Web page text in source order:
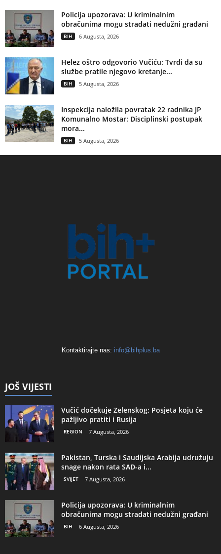
Policija upozorava: U kriminalnim
obračunima mogu stradati nedužni građani
BIH 6 Augusta, 2026
Helez oštro odgovorio Vučiću: Tvrdi da su
službe pratile njegovo kretanje...
BIH 5 Augusta, 2026
Inspekcija naložila povratak 22 radnika JP
Komunalno Mostar: Disciplinski postupak
mora...
BIH 5 Augusta, 2026
Kontaktirajte nas: info@bihplus.ba
JOŠ VIJESTI
Vučić dočekuje Zelenskog: Posjeta koju će
pažljivo pratiti i Rusija
REGION 7 Augusta, 2026
Pakistan, Turska i Saudijska Arabija udružuju
snage nakon rata SAD-a i...
SVIJET 7 Augusta, 2026
Policija upozorava: U kriminalnim
obračunima mogu stradati nedužni građani
BIH 6 Augusta, 2026